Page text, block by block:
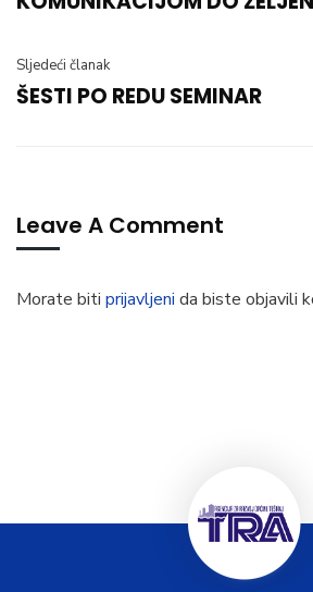
Sljedeći članak
ŠESTI PO REDU SEMINAR
Leave A Comment
Morate biti prijavljeni da biste objavili